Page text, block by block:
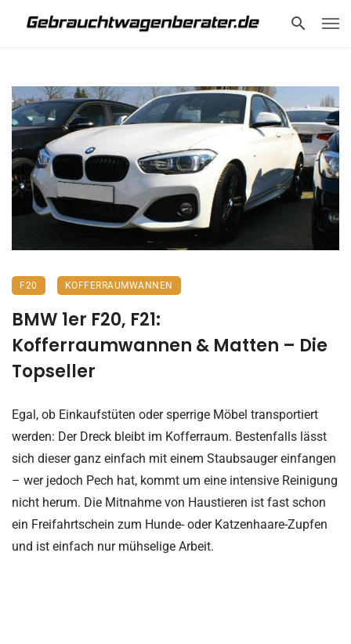
F20 KOFFERRAUMWANNEN
BMW 1er F20, F21:
Kofferraumwannen & Matten – Die
Topseller
Egal, ob Einkaufstüten oder sperrige Möbel transportiert
werden: Der Dreck bleibt im Kofferraum. Bestenfalls lässt
sich dieser ganz einfach mit einem Staubsauger einfangen
– wer jedoch Pech hat, kommt um eine intensive Reinigung
nicht herum. Die Mitnahme von Haustieren ist fast schon
ein Freifahrtschein zum Hunde- oder Katzenhaare-Zupfen
und ist einfach nur mühselige Arbeit.